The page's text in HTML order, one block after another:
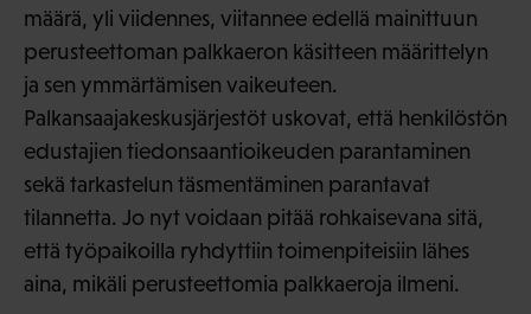
määrä, yli viidennes, viitannee edellä mainittuun
perusteettoman palkkaeron käsitteen määrittelyn
ja sen ymmärtämisen vaikeuteen.
Palkansaajakeskusjärjestöt uskovat, että henkilöstön
edustajien tiedonsaantioikeuden parantaminen
sekä tarkastelun täsmentäminen parantavat
tilannetta. Jo nyt voidaan pitää rohkaisevana sitä,
että työpaikoilla ryhdyttiin toimenpiteisiin lähes
aina, mikäli perusteettomia palkkaeroja ilmeni.